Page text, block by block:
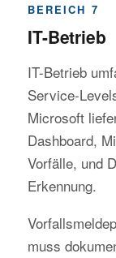
BEREICH 7
IT-Betrieb
IT-Betrieb
Service-
Microsoft
Dashboard,
Vorfälle, und
Erkennung.
muss